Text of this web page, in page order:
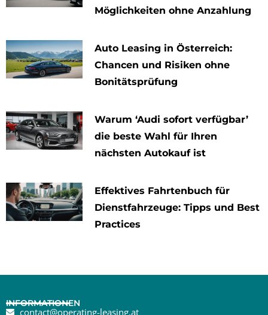
Möglichkeiten ohne Anzahlung
Auto Leasing in Österreich:
Chancen und Risiken ohne
Bonitätsprüfung
Warum ‘Audi sofort verfügbar’
die beste Wahl für Ihren
nächsten Autokauf ist
Effektives Fahrtenbuch für
Dienstfahrzeuge: Tipps und Best
Practices
INFORMATIONEN
contact@operating-leasing.at